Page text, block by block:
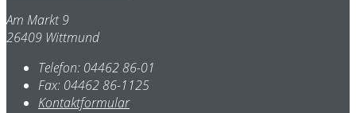
Am Markt 9
26409 Wittmund
Telefon: 04462 86-01
Fax: 04462 86-1125
Kontaktformular